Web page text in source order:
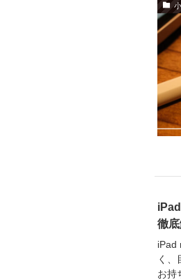
徹底
iPad
く、
お持